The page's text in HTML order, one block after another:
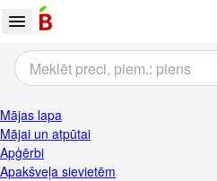
Mājas lapa
Mājai un atpūtai
Apģērbi
Apakšveļa sievietēm